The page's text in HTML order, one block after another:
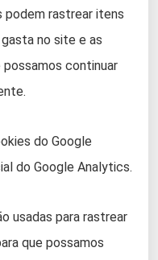
podem rastrear itens
no site e as
possamos continuar
do Google
do Google Analytics.
usadas para rastrear
que possamos